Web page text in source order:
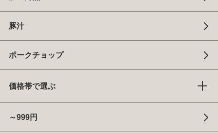
豚汁
ポークチョップ
価格帯で選ぶ
～999円